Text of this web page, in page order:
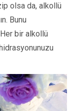
olsa da, alkollü
Bunu
bir alkollü